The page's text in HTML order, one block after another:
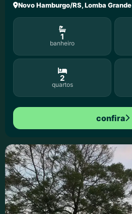
Novo Hamburgo/RS, Lomba Grande
1
banheiro
2
quartos
confira